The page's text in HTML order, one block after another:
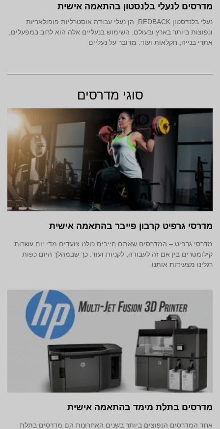
מדרסים לנעלי בלנסטון בהתאמה אישית
נעלי בלנדסטון REDBACK, הן נעלי עבודה אוסטרליות פופולאריות
ונפוצות ביותר בארץ ובעולם. השימוש בנעליים אלה הוא לרוב במפעלים,
אתרי בנייה, חקלאות ועוד. מדובר על נעליים
סוגי מדרסים
מדרסי גרפיט קרבון פייבר בהתאמה אישית
מדרסי גרפיט – המדרסים שאתם חייבים כולנו צועדים מדי יום עשרות
קילומטרים בין אם זה לעבודה, לקניות ועוד. כך שבמהלך היום כפות
רגלינו מצעידות אותנו
מדרסים בתלת מימד‎ בהתאמה אישית
אחד המדרסים הנפוצים ביותר בשנים האחרונות הם מדרסים בתלת